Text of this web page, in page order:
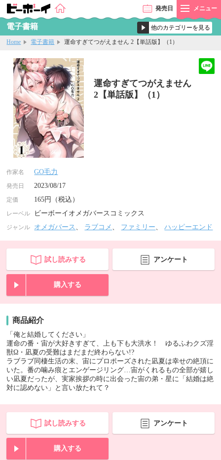
発売日 メニュー
電子書籍
Home 電子書籍 運命すぎてつがえません 2【単話版】（1）
運命すぎてつがえません
2【単話版】（1）
作家名 GO毛力
発売日 2023/08/17
定価 165円（税込）
レーベル ビーボーイオメガバースコミックス
ジャンル オメガバース 、 ラブコメ 、 ファミリー、ハッピーエンド
試し読みする アンケート
購入する
商品紹介
「俺と結婚してください」
運命の番・宙が大好きすぎて、上も下も大洪水！ ゆるふわクズ淫
獣Ω・凪夏の受難はまだまだ終わらない!?
ラブラブ同棲生活の末、宙にプロポーズされた凪夏は幸せの絶頂に
いた。番の噛み痕とエンゲージリング…宙がくれるもの全部が嬉し
い凪夏だったが、実家挨拶の時に出会った宙の弟・星に「結婚は絶
対に認めない」と言い放たれて？
試し読みする アンケート
購入する